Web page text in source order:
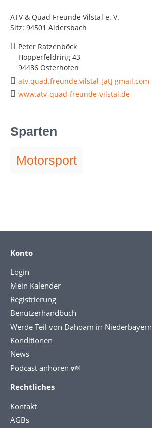
ATV & Quad Freunde Vilstal e. V.
Sitz: 94501 Aldersbach
Peter Ratzenböck
Hopperfeldring 43
94486 Osterhofen
atv.quad.freunde.vilstal [at] gmail.com
www.atv-quad-freunde-vilstal.de
Sparten
Motorsport
Konto
Login
Mein Kalender
Registrierung
Benutzerhandbuch
Werde Teil von Dahoam in Niederbayern
Konditionen
News
Podcast anhören 🕬
Rechtliches
Kontakt
AGBs